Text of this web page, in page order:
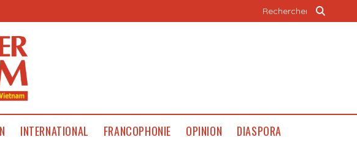
INTERNATIONAL FRANCOPHONIE OPINION DIASPORA